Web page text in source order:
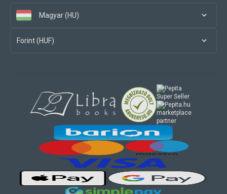
Magyar (HU)
Forint (HUF)
marketplace
partner